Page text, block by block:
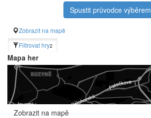
Spustit průvodce výběrem
Zobrazit na mapě
Filtrovat hry2
Mapa her
Zobrazit na mapě